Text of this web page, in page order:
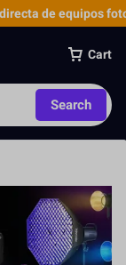
de equipos
Cart
Search